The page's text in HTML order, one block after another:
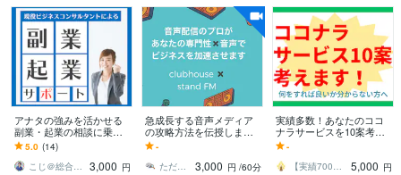
アナタの強みを活かせる
副業・起業の相談に乗り
ます 得意を仕事にするは
じめの一歩を現役マーケ
ターがお手伝い！
5.0 (14)
こじ＠総合ビジネスコンサルタント
3,000 円
急成長する音声メディア
の攻略方法を伝授します
新メディアはスタートの
タイミングで攻略するこ
とが鍵を握ります
-
ただひろ 思考の片づけ専門コーチ
3,000 円 /60分
実績多数！あなたのココ
ナラサービスを10案考え
ます 簡単な質問に答える
だけ！商品のタネを10個
ご用意致します
-
【実績700件】ネイチャーコンテンツ
5,000 円